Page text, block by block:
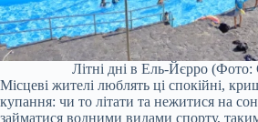
Літні дні в Ель-Йєрро (Фото:
Місцеві жителі люблять ці спокійні,
купання: чи то літати та нежитися на
займатися водними видами спорту,